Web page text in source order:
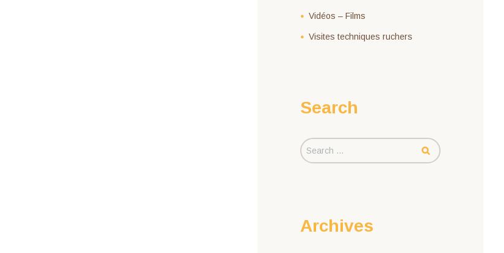
Vidéos – Films
Visites techniques ruchers
Search
Archives